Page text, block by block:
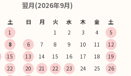
土
1
8
15
22
翌月(2026年9月)
日 月 火 水 木 金 土
1 2 3 4
5
6
7 8 9 10 11
12
13
14 15 16 17 18
19
20
21 22 23 24 25
26